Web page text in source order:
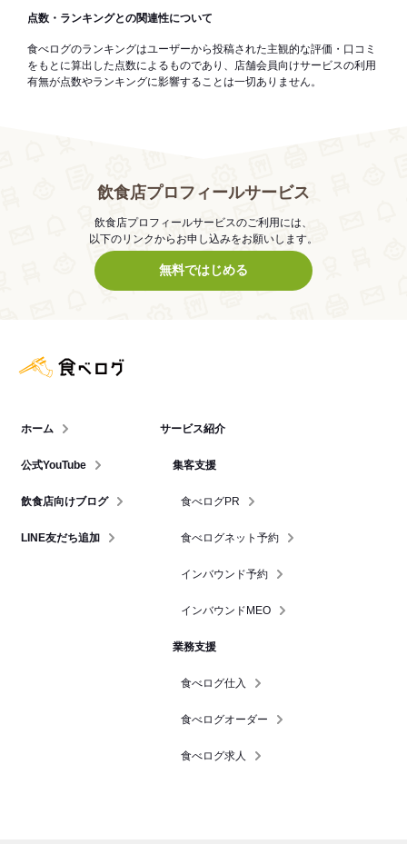
点数・ランキングとの関連性について
食べログのランキングはユーザーから投稿された主観的な評価・口コミ
をもとに算出した点数によるものであり、店舗会員向けサービスの利用
有無が点数やランキングに影響することは一切ありません。
飲食店プロフィールサービス
飲食店プロフィールサービスのご利用には、
以下のリンクからお申し込みをお願いします。
無料ではじめる
ホーム
公式YouTube
飲食店向けブログ
LINE友だち追加
サービス紹介
集客支援
食べログPR
食べログネット予約
インバウンド予約
インバウンドMEO
業務支援
食べログ仕入
食べログオーダー
食べログ求人